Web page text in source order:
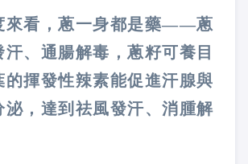
來看，蔥一身都是藥——蔥
汗、通腸解毒，蔥籽可養目
的揮發性辣素能促進汗腺與
泌，達到祛風發汗、消腫解